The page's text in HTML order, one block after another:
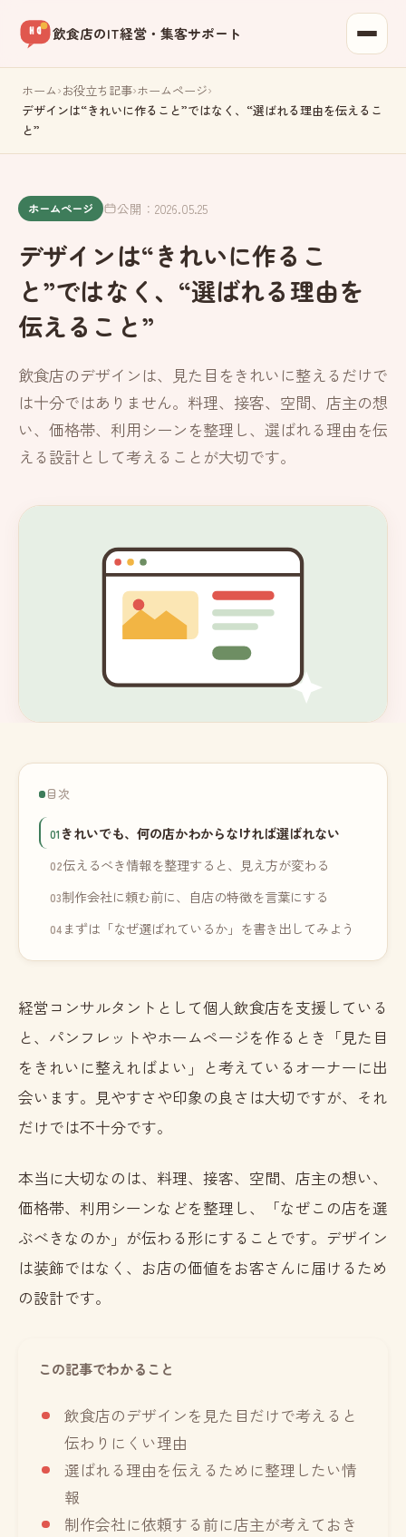
飲食店のIT経営・集客サポート
ホーム›お役立ち記事›ホームページ›
デザインは“きれいに作ること”ではなく、“選ばれる理由を伝えるこ
と”
ホームページ 公開：2026.05.25
デザインは“きれいに作るこ
と”ではなく、“選ばれる理由を
伝えること”
飲食店のデザインは、見た目をきれいに整えるだけで
は十分ではありません。料理、接客、空間、店主の想
い、価格帯、利用シーンを整理し、選ばれる理由を伝
える設計として考えることが大切です。
目次
きれいでも、何の店かわからなければ選ばれない
伝えるべき情報を整理すると、見え方が変わる
制作会社に頼む前に、自店の特徴を言葉にする
まずは「なぜ選ばれているか」を書き出してみよう
経営コンサルタントとして個人飲食店を支援している
と、パンフレットやホームページを作るとき「見た目
をきれいに整えればよい」と考えているオーナーに出
会います。見やすさや印象の良さは大切ですが、それ
だけでは不十分です。
本当に大切なのは、料理、接客、空間、店主の想い、
価格帯、利用シーンなどを整理し、「なぜこの店を選
ぶべきなのか」が伝わる形にすることです。デザイン
は装飾ではなく、お店の価値をお客さんに届けるため
の設計です。
この記事でわかること
飲食店のデザインを見た目だけで考えると
伝わりにくい理由
選ばれる理由を伝えるために整理したい情
報
制作会社に依頼する前に店主が考えておき